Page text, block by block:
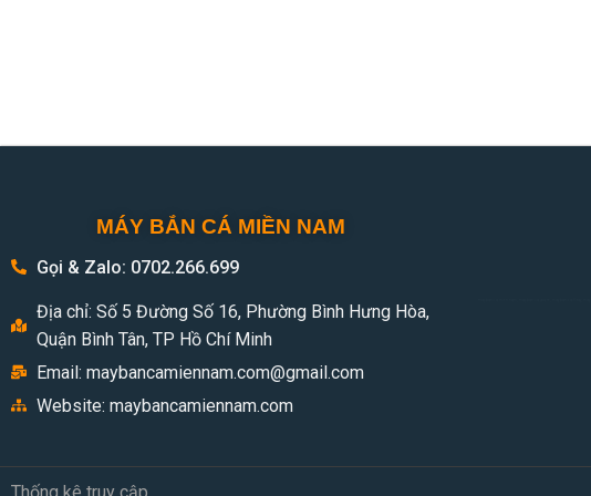
MÁY BẮN CÁ MIỀN NAM
Gọi & Zalo: 0702.266.699
Địa chỉ: Số 5 Đường Số 16, Phường Bình Hưng Hòa,
Quận Bình Tân, TP Hồ Chí Minh
Email: maybancamiennam.com@gmail.com
Website: maybancamiennam.com